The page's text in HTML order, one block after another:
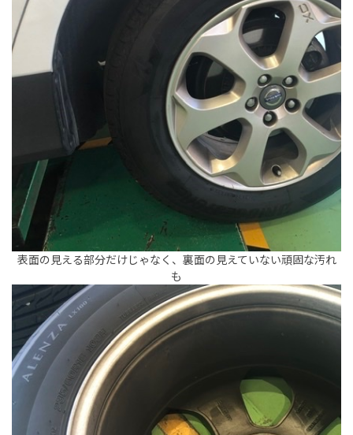
表面の見える部分だけじゃなく、裏面の見えていない頑固な汚れ
も